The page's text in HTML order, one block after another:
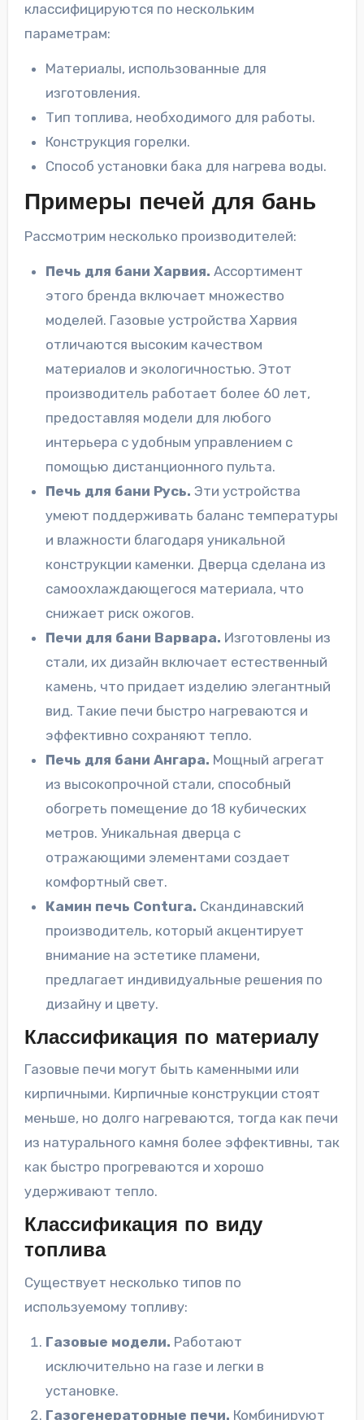
классифицируются по нескольким
параметрам:
Материалы, использованные для
изготовления.
Тип топлива, необходимого для работы.
Конструкция горелки.
Способ установки бака для нагрева воды.
Примеры печей для бань
Рассмотрим несколько производителей:
Печь для бани Харвия. Ассортимент
этого бренда включает множество
моделей. Газовые устройства Харвия
отличаются высоким качеством
материалов и экологичностью. Этот
производитель работает более 60 лет,
предоставляя модели для любого
интерьера с удобным управлением с
помощью дистанционного пульта.
Печь для бани Русь. Эти устройства
умеют поддерживать баланс температуры
и влажности благодаря уникальной
конструкции каменки. Дверца сделана из
самоохлаждающегося материала, что
снижает риск ожогов.
Печи для бани Варвара. Изготовлены из
стали, их дизайн включает естественный
камень, что придает изделию элегантный
вид. Такие печи быстро нагреваются и
эффективно сохраняют тепло.
Печь для бани Ангара. Мощный агрегат
из высокопрочной стали, способный
обогреть помещение до 18 кубических
метров. Уникальная дверца с
отражающими элементами создает
комфортный свет.
Камин печь Сontura. Скандинавский
производитель, который акцентирует
внимание на эстетике пламени,
предлагает индивидуальные решения по
дизайну и цвету.
Классификация по материалу
Газовые печи могут быть каменными или
кирпичными. Кирпичные конструкции стоят
меньше, но долго нагреваются, тогда как печи
из натурального камня более эффективны, так
как быстро прогреваются и хорошо
удерживают тепло.
Классификация по виду
топлива
Существует несколько типов по
используемому топливу:
Газовые модели. Работают
исключительно на газе и легки в
установке.
Газогенераторные печи. Комбинируют